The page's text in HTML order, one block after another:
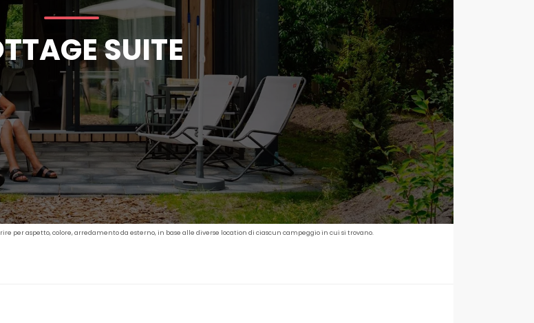
SUITE
per aspetto, colore, arredamento da esterno, in base alle diverse location di ciascun campeggio in cui si trovano.